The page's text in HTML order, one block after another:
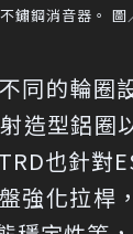
鏽鋼消音器。 圖
同的輪圈
造型鋁圈
也針對
強化拉桿